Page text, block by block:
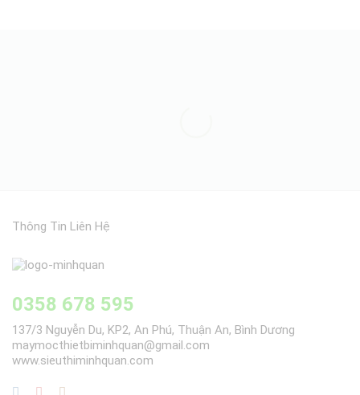
Thông Tin Liên Hệ
0358 678 595
137/3 Nguyễn Du, KP2, An Phú, Thuận An, Bình Dương
maymocthietbiminhquan@gmail.com
www.sieuthiminhquan.com